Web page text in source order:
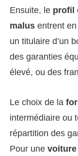
Ensuite, le profil
malus entrent
un titulaire d’un
des garanties
élevé, ou des
Le choix de la
intermédiaire ou
répartition des
Pour une